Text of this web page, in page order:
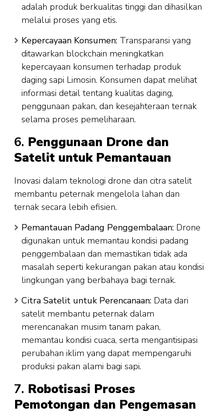
adalah produk berkualitas tinggi dan dihasilkan
melalui proses yang etis.
Kepercayaan Konsumen: Transparansi yang
ditawarkan blockchain meningkatkan
kepercayaan konsumen terhadap produk
daging sapi Limosin. Konsumen dapat melihat
informasi detail tentang kualitas daging,
penggunaan pakan, dan kesejahteraan ternak
selama proses pemeliharaan.
6. Penggunaan Drone dan
Satelit untuk Pemantauan
Inovasi dalam teknologi drone dan citra satelit
membantu peternak mengelola lahan dan
ternak secara lebih efisien.
Pemantauan Padang Penggembalaan: Drone
digunakan untuk memantau kondisi padang
penggembalaan dan memastikan tidak ada
masalah seperti kekurangan pakan atau kondisi
lingkungan yang berbahaya bagi ternak.
Citra Satelit untuk Perencanaan: Data dari
satelit membantu peternak dalam
merencanakan musim tanam pakan,
memantau kondisi cuaca, serta mengantisipasi
perubahan iklim yang dapat mempengaruhi
produksi pakan alami bagi sapi.
7. Robotisasi Proses
Pemotongan dan Pengemasan